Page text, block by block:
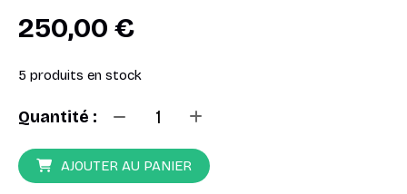
250,00 €
5 produits en stock
Quantité :
AJOUTER AU PANIER